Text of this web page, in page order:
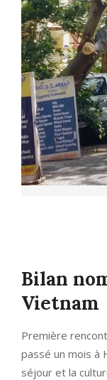
Bilan
Vietnam
Première
passé un mois à
séjour et la